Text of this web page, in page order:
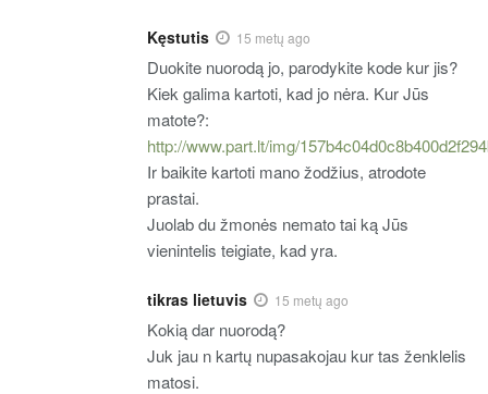
Kęstutis 15 metų ago
Duokite nuorodą jo, parodykite kode kur jis?
Kiek galima kartoti, kad jo nėra. Kur Jūs
matote?:
http://www.part.lt/img/
Ir baikite kartoti mano žodžius, atrodote
prastai.
Juolab du žmonės nemato tai ką Jūs
vienintelis teigiate, kad yra.
tikras lietuvis 15 metų ago
Kokią dar nuorodą?
Juk jau n kartų nupasakojau kur tas ženklelis
matosi.